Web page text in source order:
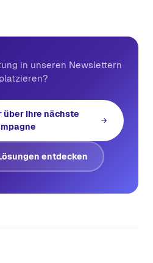
in unseren Newslettern
über Ihre nächste
entdecken